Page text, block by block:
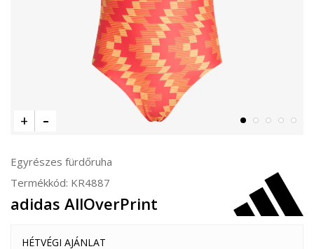
Egyrészes fürdőruha
Termékkód: KR4887
adidas AllOverPrint
HÉTVÉGI AJÁNLAT